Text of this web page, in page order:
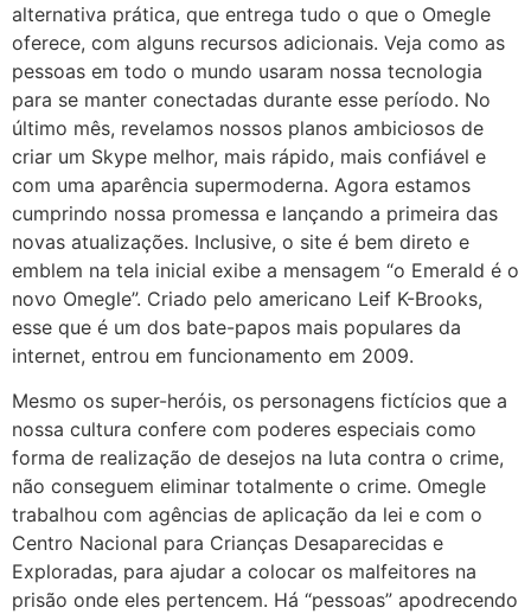
alternativa prática, que entrega tudo o que o Omegle
oferece, com alguns recursos adicionais. Veja como as
pessoas em todo o mundo usaram nossa tecnologia
para se manter conectadas durante esse período. No
último mês, revelamos nossos planos ambiciosos de
criar um Skype melhor, mais rápido, mais confiável e
com uma aparência supermoderna. Agora estamos
cumprindo nossa promessa e lançando a primeira das
novas atualizações. Inclusive, o site é bem direto e
emblem na tela inicial exibe a mensagem “o Emerald é o
novo Omegle”. Criado pelo americano Leif K-Brooks,
esse que é um dos bate-papos mais populares da
internet, entrou em funcionamento em 2009.
Mesmo os super-heróis, os personagens fictícios que a
nossa cultura confere com poderes especiais como
forma de realização de desejos na luta contra o crime,
não conseguem eliminar totalmente o crime. Omegle
trabalhou com agências de aplicação da lei e com o
Centro Nacional para Crianças Desaparecidas e
Exploradas, para ajudar a colocar os malfeitores na
prisão onde eles pertencem. Há “pessoas” apodrecendo